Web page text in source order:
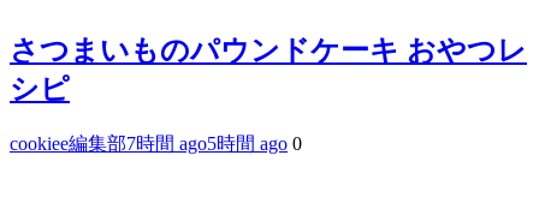
さつまいものパウンドケーキ おやつレ
シピ
cookiee編集部7時間 ago5時間 ago 0